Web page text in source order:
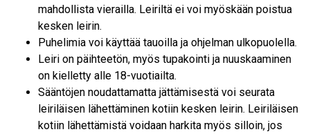
mahdollista vierailla. Leiriltä ei voi myöskään poistua
kesken leirin.
Puhelimia voi käyttää tauoilla ja ohjelman ulkopuolella.
Leiri on päihteetön, myös tupakointi ja nuuskaaminen
on kielletty alle 18-vuotiailta.
Sääntöjen noudattamatta jättämisestä voi seurata
leiriläisen lähettäminen kotiin kesken leirin. Leiriläisen
kotiin lähettämistä voidaan harkita myös silloin, jos